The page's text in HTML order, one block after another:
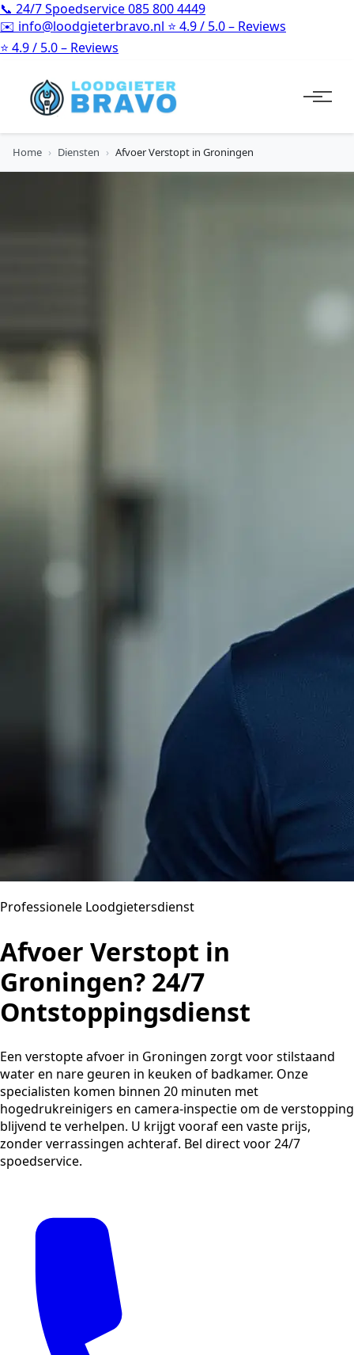
📞 24/7 Spoedservice085 800 4449
✉️ info@loodgieterbravo.nl ⭐ 4.9 / 5.0 – Reviews
⭐ 4.9 / 5.0 – Reviews
Home › Diensten › Afvoer Verstopt in Groningen
Professionele Loodgietersdienst
Afvoer Verstopt in
Groningen? 24/7
Ontstoppingsdienst
Een verstopte afvoer in Groningen zorgt voor stilstaand
water en nare geuren in keuken of badkamer. Onze
specialisten komen binnen 20 minuten met
hogedrukreinigers en camera-inspectie om de verstopping
blijvend te verhelpen. U krijgt vooraf een vaste prijs,
zonder verrassingen achteraf. Bel direct voor 24/7
spoedservice.